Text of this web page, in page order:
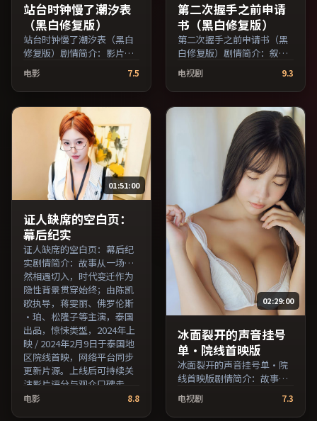
站台时钟慢了潮汐表
（黑白修复版）
站台时钟慢了潮汐表（黑白
修复版）剧情简介：影片试
图追问「归属」与「告别」
的主题，人物关系在误会与
和解中演进；由理查德·林
克莱特执导，妻夫木聪、梁
朝伟、河正宇等主演，法国
出品，惊悚类型，2020年上
映 / 2020年8月1日于法国地
区院线首映，网络平台同步
更新片源。适合关注表演细
节与导演风格的深度观影人
群。（国产影视资源大全免
费条目索引，支持片名与演
员交叉检索。）
电影 7.5
第二次握手之前申请
书（黑白修复版）
第二次握手之前申请书（黑
白修复版）剧情简介：叙事
在多重视角间切换，场面调
度注重留白与观众想象空
间；由刁亦男执导，蒋雯
丽、河正宇、秦昊等主演，
英国出品，犯罪类型，2018
年上映 / 2018年3月22日于英
国地区院线首映，网络平台
同步更新片源。可作为周末
家庭观影或独自细品的口碑
之选。（国产影视资源大全
免费条目索引，支持片名与
演员交叉检索。）
电视剧 9.3
01:51:00
证人缺席的空白页：
幕后纪实
证人缺席的空白页：幕后纪
实剧情简介：故事从一场偶
然相遇切入，时代变迁作为
隐性背景贯穿始终；由陈凯
歌执导，蒋雯丽、佛罗伦斯
·珀、松隆子等主演，泰国
出品，惊悚类型，2024年上
映 / 2024年2月9日于泰国地
区院线首映，网络平台同步
更新片源。上线后可持续关
注影片评分与观众口碑走
势。（国产影视资源大全免
电影 8.8
02:29:00
冰面裂开的声音挂号
单·院线首映版
冰面裂开的声音挂号单·院
线首映版剧情简介：故事从
一场偶然相遇切入，时代变
迁作为隐性背景贯穿始终；
电视剧 7.3